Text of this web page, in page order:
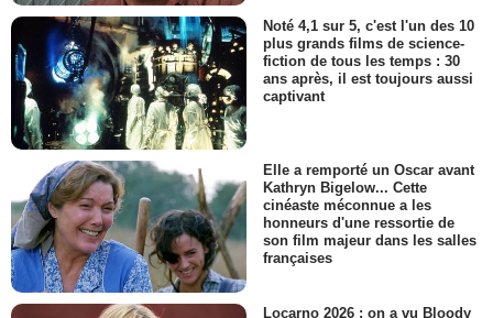
Noté 4,1 sur 5, c'est l'un des 10
plus grands films de science-
fiction de tous les temps : 30
ans après, il est toujours aussi
captivant
Elle a remporté un Oscar avant
Kathryn Bigelow... Cette
cinéaste méconnue a les
honneurs d'une ressortie de
son film majeur dans les salles
françaises
Locarno 2026 : on a vu Bloody